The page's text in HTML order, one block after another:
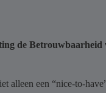
de Betrouwbaarheid
alleen een “nice-to-